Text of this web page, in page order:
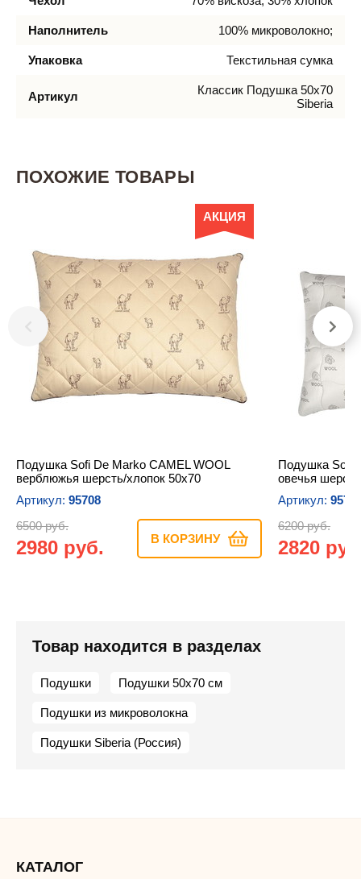
Наполнитель 100% микроволокно;
Упаковка Текстильная сумка
Артикул
Классик Подушка 50х70
Siberia
ПОХОЖИЕ ТОВАРЫ
АКЦИЯ
Подушка Sofi De Marko CAMEL WOOL
верблюжья шерсть/хлопок 50х70
Артикул: 95708
6500 руб.
2980 руб. В КОРЗИНУ
Подушка Sofi
овечья
Артикул: 95711
6200 руб.
2820
Товар находится в разделах
Подушки Подушки 50х70 см
Подушки из микроволокна
Подушки Siberia (Россия)
КАТАЛОГ